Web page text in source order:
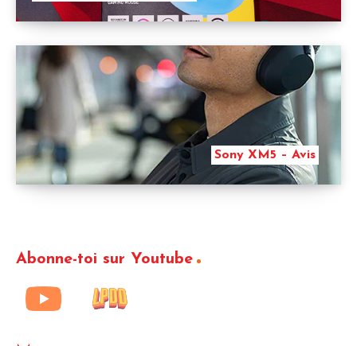
Sony XM5 – Avis
Abonne-toi sur Youtube